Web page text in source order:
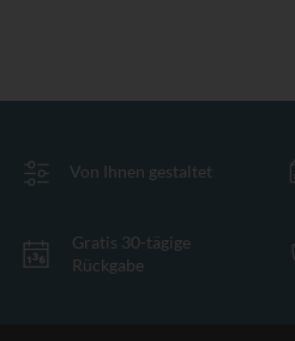
Von Ihnen gestaltet
Gratis 30-tägige
Rückgabe